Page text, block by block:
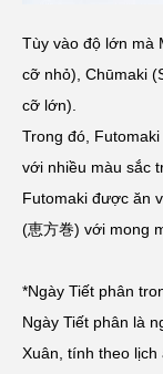
Tùy vào độ lớn mà
cỡ nhỏ), Chūmaki
cỡ lớn).
Trong đó,
với nhiều màu sắc
Futomaki được ăn
(恵方巻) với mong
*Ngày Tiết phân
Ngày Tiết phân là
Xuân, tính theo lịch